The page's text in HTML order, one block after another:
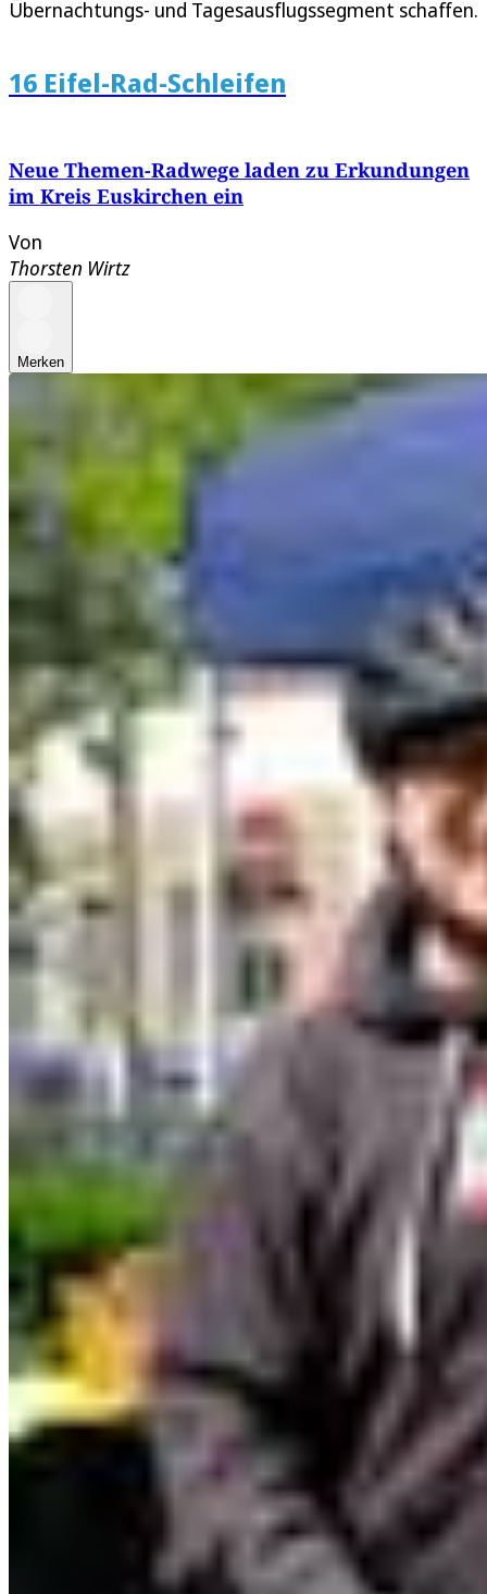
Übernachtungs- und Tagesausflugssegment schaffen.
16 Eifel-Rad-Schleifen
Neue Themen-Radwege laden zu Erkundungen
im Kreis Euskirchen ein
Von
Thorsten Wirtz
Merken